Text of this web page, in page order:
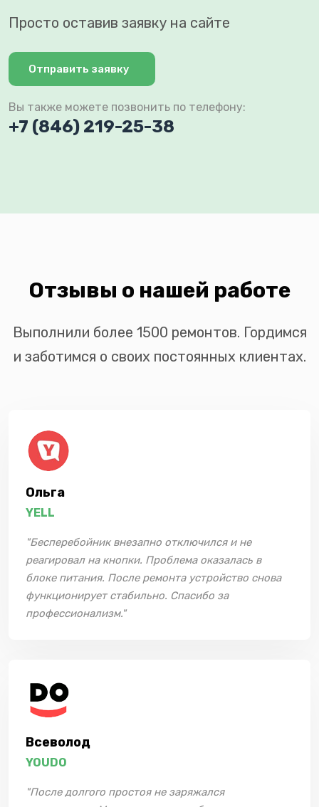
Просто оставив заявку на сайте
Отправить заявку
Вы также можете позвонить по телефону:
+7 (846) 219-25-38
Отзывы о нашей работе
Выполнили более 1500 ремонтов. Гордимся
и заботимся о своих постоянных клиентах.
Ольга
YELL
"Бесперебойник внезапно отключился и не
реагировал на кнопки. Проблема оказалась в
блоке питания. После ремонта устройство снова
функционирует стабильно. Спасибо за
профессионализм."
Всеволод
YOUDO
"После долгого простоя не заряжался